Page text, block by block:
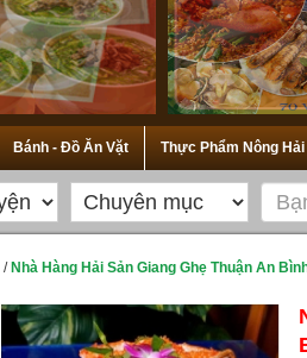
Bánh - Đồ Ăn Vặt Thực Phẩm Nông Hải
/ Nhà Hàng Hải Sản Giang Ghẹ Thuận An